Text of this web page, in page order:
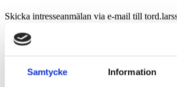
Samtycke Information
Skicka intresseanmälan via e-mail till
Vi söker medarbetare till